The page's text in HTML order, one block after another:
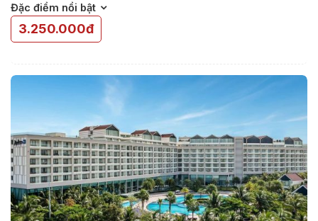
Đặc điểm nổi bật
3.250.000đ